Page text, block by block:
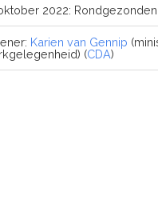
2022:
Karien van Gennip
(CDA)